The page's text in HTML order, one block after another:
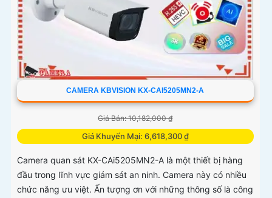
CAMERA KBVISION KX-CAI5205MN2-A
Giá Bán: 10,182,000 ₫
Giá Khuyến Mại: 6,618,300 ₫
Camera quan sát KX-CAi5205MN2-A là một thiết bị hàng
đầu trong lĩnh vực giám sát an ninh. Camera này có nhiều
chức năng ưu việt. Ấn tượng ơn với những thông số là công